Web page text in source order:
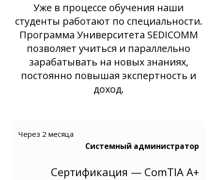
Уже в процессе обучения наши
студенты работают по специальности.
Программа Университета SEDICOMM
позволяет учиться и параллельно
зарабатывать на новых знаниях,
постоянно повышая экспертность и
доход.
Через 2 месяца
Системный администратор
Сертификация — ComTIA A+